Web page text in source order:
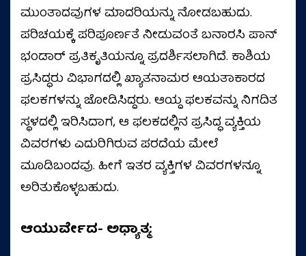
ಮುಂತಾದವುಗಳ ಮಾದರಿಯನ್ನು ನೋಡಬಹುದು.
ಪರಿಚಯಕ್ಕೆ ಪರಿಪೂರ್ಣತೆ ನೀಡುವಂತೆ ಬನಾರಸಿ ಪಾನ್
ಭಂಡಾರ್ ಪ್ರತಿಕೃತಿಯನ್ನೂ ಪ್ರದರ್ಶಿಸಲಾಗಿದೆ. ಕಾಶಿಯ
ಪ್ರಸಿದ್ಧರು ವಿಭಾಗದಲ್ಲಿ ಖ್ಯಾತನಾಮರ ಆಯತಾಕಾರದ
ಫಲಕಗಳನ್ನು ಜೋಡಿಸಿದ್ದರು. ಆಯ್ದ ಫಲಕವನ್ನು ನಿಗದಿತ
ಸ್ಥಳದಲ್ಲಿ ಇರಿಸಿದಾಗ, ಆ ಫಲಕದಲ್ಲಿನ ಪ್ರಸಿದ್ಧ ವ್ಯಕ್ತಿಯ
ವಿವರಗಳು ಎದುರಿಗಿರುವ ಪರದೆಯ ಮೇಲೆ
ಮೂಡಿಬಂದವು. ಹೀಗೆ ಇತರ ವ್ಯಕ್ತಿಗಳ ವಿವರಗಳನ್ನೂ
ಅರಿತುಕೊಳ್ಳಬಹುದು.
ಆಯುರ್ವೇದ- ಅಧ್ಯಾತ್ಮ: